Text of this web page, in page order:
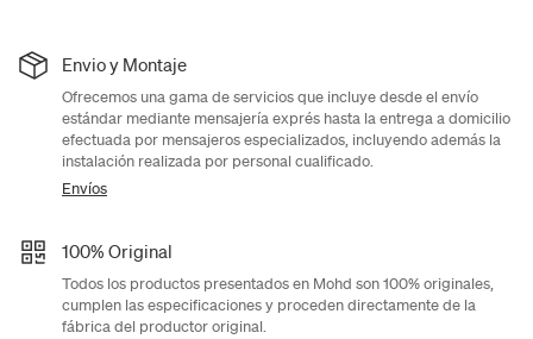
Envio y Montaje
Ofrecemos una gama de servicios que incluye desde el envío
estándar mediante mensajería exprés hasta la entrega a domicilio
efectuada por mensajeros especializados, incluyendo además la
instalación realizada por personal cualificado.
Envíos
100% Original
Todos los productos presentados en Mohd son 100% originales,
cumplen las especificaciones y proceden directamente de la
fábrica del productor original.